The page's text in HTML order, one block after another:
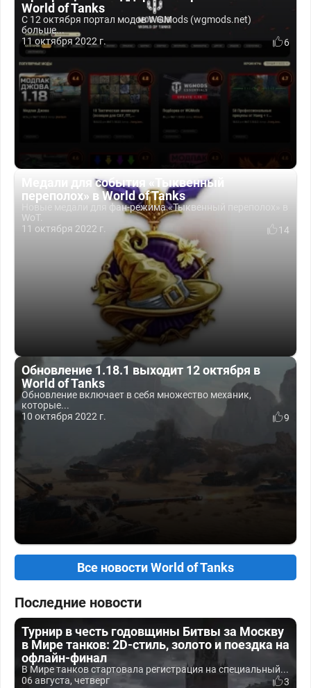
World of Tanks
С 12 октября портал модов WGMods (wgmods.net)
больше...
11 октября 2022 г.
6
Медали для события «Тыквенный
переполох» в World of Tanks
Новые медали для фан-режима «Тыквенный переполох» в
WoT.
11 октября 2022 г.
14
Обновление 1.18.1 выходит 12 октября в
World of Tanks
Обновление включает в себя множество механик,
которые...
10 октября 2022 г.
9
Все новости World of Tanks
Последние новости
Турнир в честь годовщины Битвы за Москву
в Мире танков: 2D-стиль, золото и поездка на
офлайн-финал
В Мире танков стартовала регистрация на специальный...
06 августа, четверг
3